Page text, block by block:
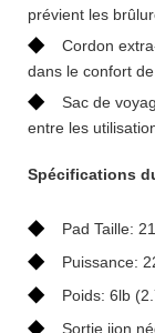
prévient les
◆
Cordon
dans le confort
◆
Sac de
entre les
Spécifications
◆ Pad Taille:
◆ Puissance:
◆ Poids: 6lb
◆ Sortie iion